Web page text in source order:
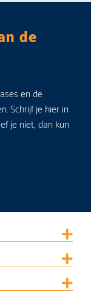
de
en de
Schrijf je hier in
je niet, dan kun